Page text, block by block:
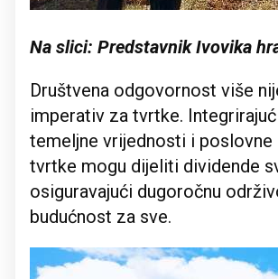
Na slici: Predstavnik Ivovika
Društvena odgovornost više
imperativ za tvrtke.
temeljne vrijednosti i poslovne
tvrtke mogu dijeliti dividende
osiguravajući dugoročnu
budućnost za sve.